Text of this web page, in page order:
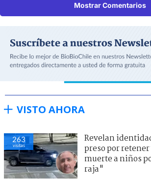
Mostrar Comentarios
VISTO AHORA
263
visitas
Revelan
preso por
muerte a niños
raja"